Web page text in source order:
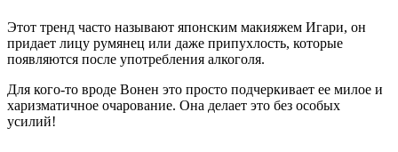
Этот тренд часто называют японским макияжем Игари, он
придает лицу румянец или даже припухлость, которые
появляются после употребления алкоголя.
Для кого-то вроде Вонен это просто подчеркивает ее милое и
харизматичное очарование. Она делает это без особых
усилий!